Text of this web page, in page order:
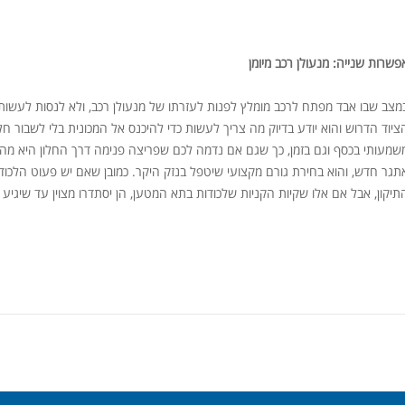
שנייה: מנעולן רכב מיומן
שבו אבד מפתח לרכב מומלץ לפנות לעזרתו של מנעולן רכב, ולא לנסות
הדרוש והוא יודע בדיוק מה צריך לעשות כדי להיכנס אל המכונית בלי לשבור
בכסף וגם בזמן, כך שגם אם נדמה לכם שפריצה פנימה דרך החלון היא
חדש, והוא בחירת גורם מקצועי שיטפל בנזק היקר. כמובן שאם יש פעוט הלכוד
אבל אם אלו שקיות הקניות שלכודות בתא המטען, הן יסתדרו מצוין עד